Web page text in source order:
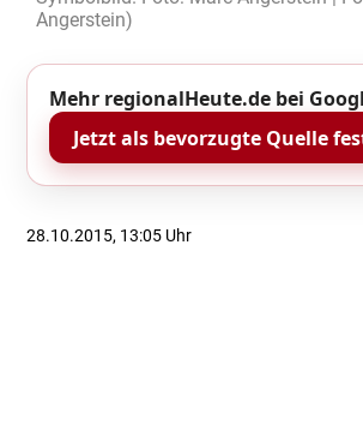
Angerstein)
Mehr regionalHeute.de bei
Jetzt als bevorzugte Quelle
28.10.2015, 13:05 Uhr